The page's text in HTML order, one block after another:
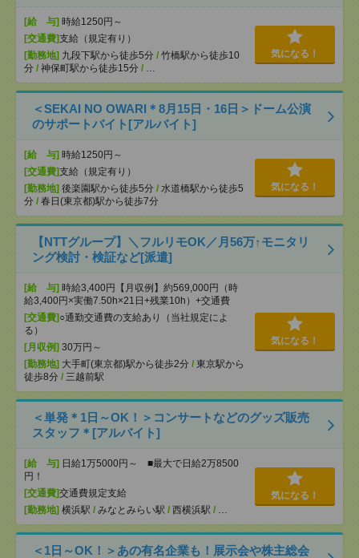
[給 与] 時給1250円～
[交通費]支給（規定有り）
[勤務地] 九段下駅から徒歩5分 / 竹橋駅から徒歩10
分 / 神保町駅から徒歩15分 /
気になる！
＜SEKAI NO OWARI＊8月15日・16日＞ドーム公演
のサポートバイト[アルバイト]
[給 与] 時給1250円～
[交通費]支給（規定有り）
[勤務地] 後楽園駅から徒歩5分 / 水道橋駅から徒歩5
分 / 春日(東京都)駅から徒歩7分
気になる！
【NTTグループ】＼フルリモOK／月56万↑モニタリ
ング検討・検証など[派遣]
[給 与] 時給3,400円【月収例】約569,000円（時
給3,400円×実働7.50h×21日+残業10h）+交通費
[交通費]○通勤交通費の支給あり（当社規定によ
る）
[月収例] 30万円～
[勤務地] 大手町(東京都)駅から徒歩2分 / 東京駅から
徒歩8分 / 三越前駅
気になる！
＜単発＊1日～OK！＞コンサートなどのグッズ販売
スタッフ＊[アルバイト]
[給 与] 日給1万5000円～ ■最大で日給2万8500
円！
[交通費]交通費規定支給
[勤務地] 横浜駅 / みなとみらい駅 / 西横浜駅 /
気になる！
＜1日～OK！＞あの有名企業も！展示会や株主総会